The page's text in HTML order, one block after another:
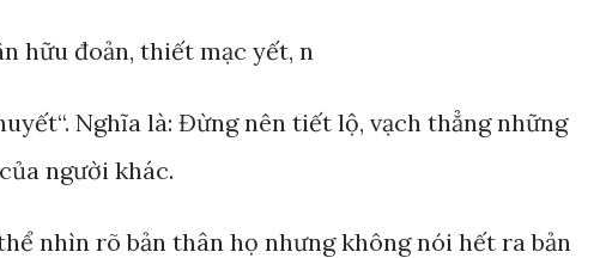
hữu đoản, thiết mạc yết, n
Nghĩa là: Đừng nên tiết lộ, vạch thẳng những
người khác.
nhìn rõ bản thân họ nhưng không nói hết ra bản